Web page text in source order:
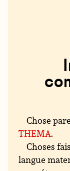
Chose
THEMA.
Choses
langue